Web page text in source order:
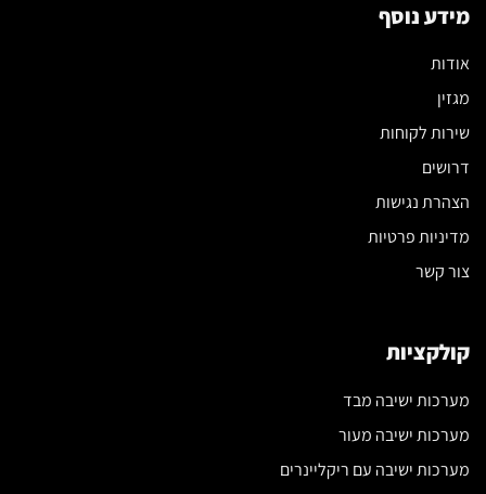
מידע נוסף
אודות
מגזין
שירות לקוחות
דרושים
הצהרת נגישות
מדיניות פרטיות
צור קשר
קולקציות
מערכות ישיבה מבד
מערכות ישיבה מעור
מערכות ישיבה עם ריקליינרים